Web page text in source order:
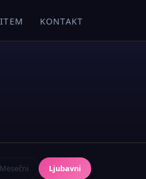
KONTAKT
Mesečni Ljubavni